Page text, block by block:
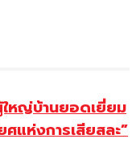
หญ่บ้านยอดเยี่ยม
แห่งการเสียสละ”